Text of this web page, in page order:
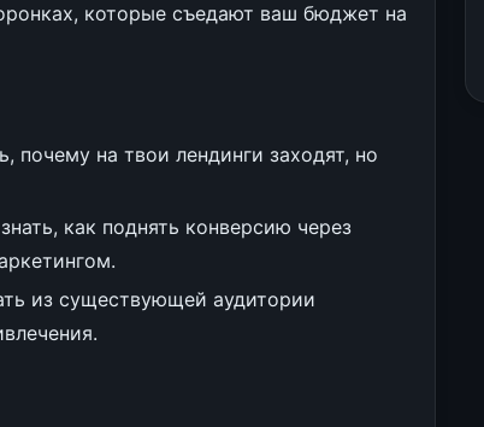
которые съедают ваш бюджет на
почему на твои лендинги заходят, но
как поднять конверсию через
из существующей аудитории